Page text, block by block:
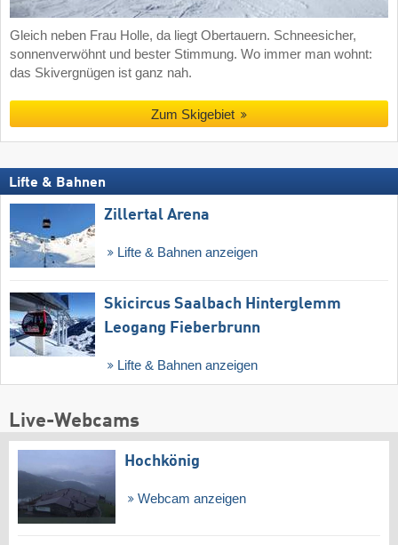
Gleich neben Frau Holle, da liegt Obertauern. Schneesicher,
sonnenverwöhnt und bester Stimmung. Wo immer man wohnt:
das Skivergnügen ist ganz nah.
Zum Skigebiet
Lifte & Bahnen
Zillertal Arena
Lifte & Bahnen anzeigen
Skicircus Saalbach Hinterglemm
Leogang Fieberbrunn
Lifte & Bahnen anzeigen
Live-Webcams
Hochkönig
Webcam anzeigen